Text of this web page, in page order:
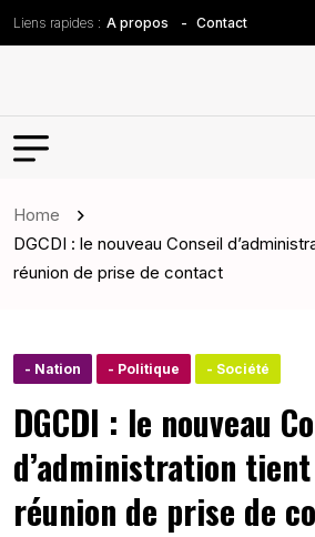
Liens rapides : A propos Contact
Home
DGCDI : le nouveau Conseil
réunion de prise de contact
- Nation - Politique - Société
DGCDI : le nouveau
d’administration
réunion de prise de